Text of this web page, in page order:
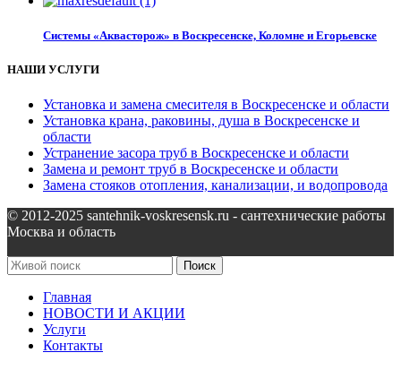
Системы «Аквасторож» в Воскресенске, Коломне и Егорьевске
НАШИ УСЛУГИ
Установка и замена смесителя в Воскресенске и области
Установка крана, раковины, душа в Воскресенске и
области
Устранение засора труб в Воскресенске и области
Замена и ремонт труб в Воскресенске и области
Замена стояков отопления, канализации, и водопровода
© 2012-2025 santehnik-voskresensk.ru - сантехнические работы
Москва и область
Поиск
Главная
НОВОСТИ И АКЦИИ
Услуги
Контакты